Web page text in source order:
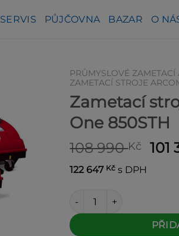
SERVIS PŮJČOVNA BAZAR O
PRŮMYSLOVÉ
ZAMETACÍ STROJE
Zametací
One 850STH
108 990Kč 101
122 647 Kč s DPH
Zametací stroj Arcomat
Alternative: